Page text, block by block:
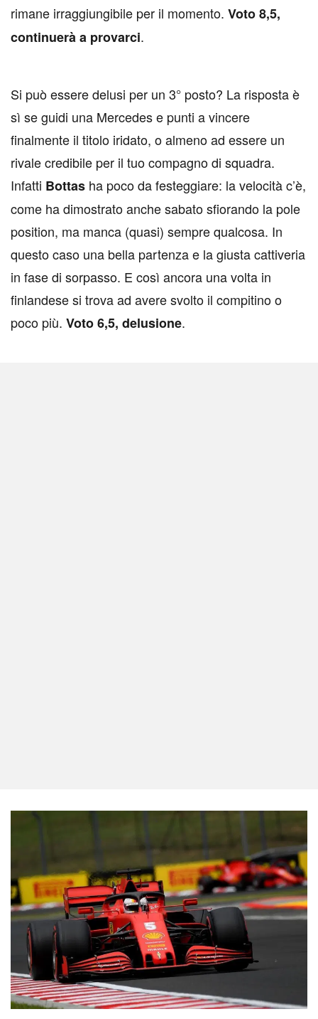
rimane irraggiungibile per il momento. Voto 8,5,
continuerà a provarci.
Si può essere delusi per un 3° posto? La risposta è
sì se guidi una Mercedes e punti a vincere
finalmente il titolo iridato, o almeno ad essere un
rivale credibile per il tuo compagno di squadra.
Infatti Bottas ha poco da festeggiare: la velocità c’è,
come ha dimostrato anche sabato sfiorando la pole
position, ma manca (quasi) sempre qualcosa. In
questo caso una bella partenza e la giusta cattiveria
in fase di sorpasso. E così ancora una volta in
finlandese si trova ad avere svolto il compitino o
poco più. Voto 6,5, delusione.